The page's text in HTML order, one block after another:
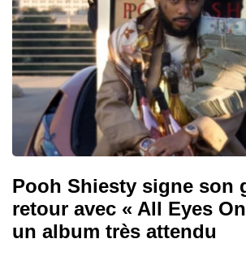
Pooh Shiesty signe son
retour avec « All Eyes
un album très attendu